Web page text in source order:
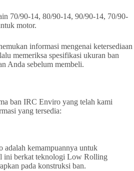
70/90-14, 80/90-14, 90/90-14, 70/90-
motor.
informasi mengenai ketersediaan
memeriksa spesifikasi ukuran ban
Anda sebelum membeli.
ban IRC Enviro yang telah kami
yang tersedia:
kemampuannya untuk
ini berkat teknologi Low Rolling
pada konstruksi ban.